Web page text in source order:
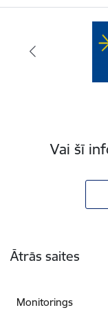
Vai šī
Ātrās saites
Monitorings